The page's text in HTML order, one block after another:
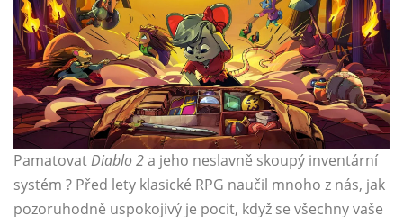
PamatovatDiablo 2a jeho neslavně skoupý inventární
systém ? Před lety klasické RPG naučil mnoho z nás, jak
pozoruhodně uspokojivý je pocit, když se všechny vaše